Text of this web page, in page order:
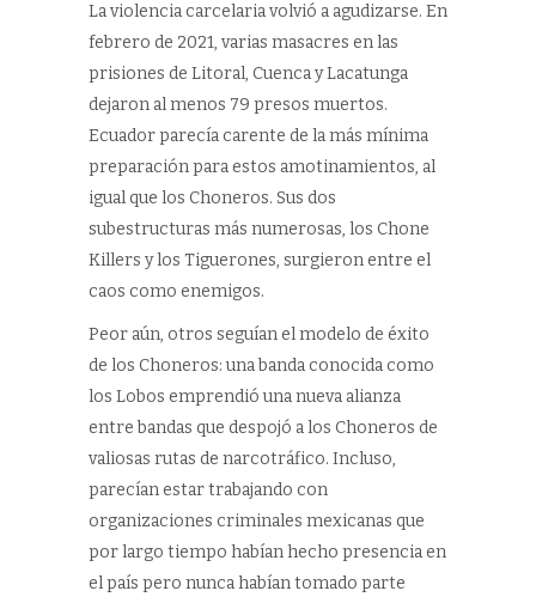
La violencia carcelaria volvió a agudizarse. En
febrero de 2021, varias masacres en las
prisiones de Litoral, Cuenca y Lacatunga
dejaron al menos 79 presos muertos.
Ecuador parecía carente de la más mínima
preparación para estos amotinamientos, al
igual que los Choneros. Sus dos
subestructuras más numerosas, los Chone
Killers y los Tiguerones, surgieron entre el
caos como enemigos.
Peor aún, otros seguían el modelo de éxito
de los Choneros: una banda conocida como
los Lobos emprendió una nueva alianza
entre bandas que despojó a los Choneros de
valiosas rutas de narcotráfico. Incluso,
parecían estar trabajando con
organizaciones criminales mexicanas que
por largo tiempo habían hecho presencia en
el país pero nunca habían tomado parte